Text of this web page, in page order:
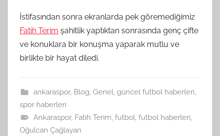
İstifasından sonra ekranlarda pek göremediğimiz
Fatih Terim şahitlik yaptıktan sonrasında genç çifte
ve konuklara bir konuşma yaparak mutlu ve
birlikte bir hayat diledi.
ankaraspor, Blog, Genel, güncel futbol haberleri,
spor haberleri
Ankaraspor, Fatih Terim, futbol, futbol haberleri,
Oğulcan Çağlayan